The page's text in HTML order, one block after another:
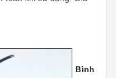
Bình